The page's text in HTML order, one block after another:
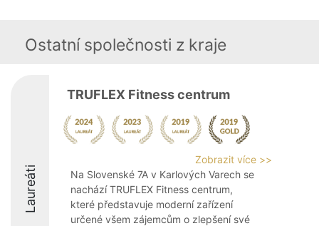
Ostatní společnosti z kraje
Laureáti
TRUFLEX Fitness centrum
Zobrazit více >>
Na Slovenské 7A v Karlových Varech se
nachází TRUFLEX Fitness centrum,
které představuje moderní zařízení
určené všem zájemcům o zlepšení své